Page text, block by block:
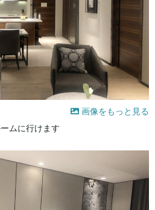
画像をもっと見る
ムに行けます